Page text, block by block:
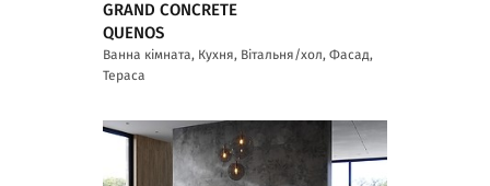
GRAND CONCRETE
QUENOS
Ванна кімната, Кухня, Вітальня/хол, Фасад,
Тераса